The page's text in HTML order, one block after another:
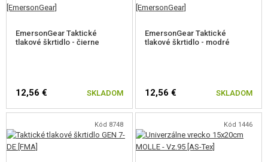
prostredie. Použitý materiál je od rovnakého výrobcu, a má obdobné
RIPSTOP
Jedná sa o tkaninu vyvinutú v USA v čase druhej svetovej vojny. Je
vyrobená zvláštne technikou a vyznačuje sa veľmi dobrým pomerom
EmersonGear Taktické
tlakové škrtidlo - čierne
12,56 € SKLADOM
EmersonGear Taktické
tlakové škrtidlo - modré
12,56 € SKLADOM
Kód 8748 Kód 1446